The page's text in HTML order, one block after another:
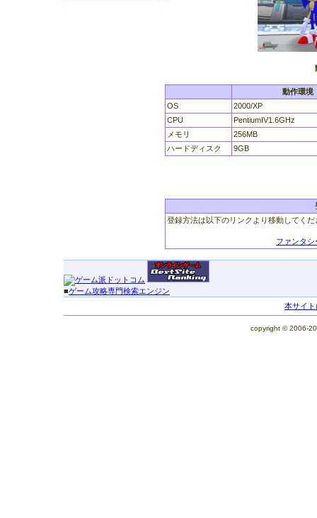
動作環境
OS
2000/XP
CPU
PentiumIV1.6GHz
メモリ
256MB
ハードディスク
9GB
登録方法は以下のリンクより移動してくだ
ファンタ
■ゲーム攻略専門検索エンジン
本サイ
copyright © 2006-